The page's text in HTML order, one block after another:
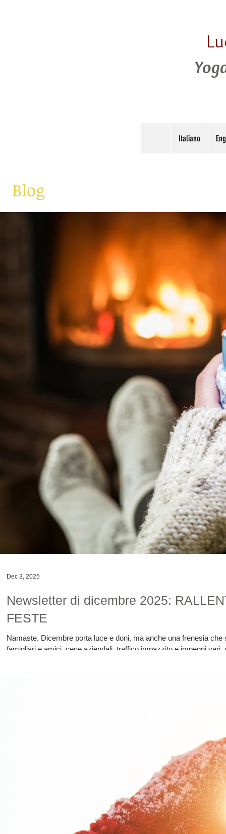
Italiano
Blog
Newsletter di dicembre 2025:
FESTE
Namaste, Dicembre porta luce e doni, ma anche una frenesia
famigliari e amici, cene aziendali, traffico impazzito e impegni
Dec 3, 2025